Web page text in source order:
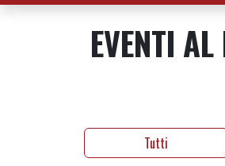
EVENTI
Tutti